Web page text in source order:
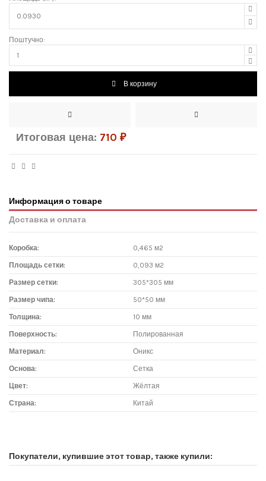
Поштучно:
В корзину
Итоговая цена: 710 ₽
Информация о товаре
Доставка и оплата
Коробка: 0,465 м2
Площадь сетки: 0,093 м2
Размер сетки: 305*305 мм
Размер чипа: 50*50 мм
Толщина: 10 мм
Поверхность: Полированная
Материал: Оникс
Основа: Сетка
Цвет: Жёлтая
Страна: Китай
1. Самовывоз из магазина:
Покупатели, купившие этот товар, также купили: